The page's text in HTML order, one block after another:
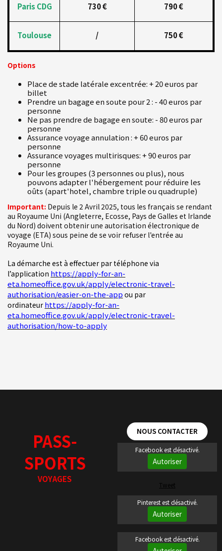
Paris CDG 730 € 790 €
Toulouse / 750 €
Options
Place de stade latérale excentrée: + 20 euros par
billet
Prendre un bagage en soute pour 2 : - 40 euros par
personne
Ne pas prendre de bagage en soute: - 80 euros par
personne
Assurance voyage annulation : + 60 euros par
personne
Assurance voyages multirisques: + 90 euros par
personne
Pour les groupes (3 personnes ou plus), nous
pouvons adapter l'hébergement pour réduire les
oûts (apart'hotel, chambre triple ou quadruple)
Important: Depuis le 2 Avril 2025, tous les français se rendant
au Royaume Uni (Angleterre, Ecosse, Pays de Galles et Irlande
du Nord) doivent obtenir une autorisation électronique de
voyage (ETA) sous peine de se voir refuser l'entrée au
Royaume Uni.
La démarche est à effectuer par téléphone via
l’application https://apply-for-an-
eta.homeoffice.gov.uk/apply/electronic-travel-
authorisation/easier-on-the-app ou par
ordinateur https://apply-for-an-
eta.homeoffice.gov.uk/apply/electronic-travel-
authorisation/how-to-apply
PASS-
SPORTS
VOYAGES
NOUS CONTACTER
Facebook est désactivé.
Autoriser
Tweet
Pinterest est désactivé.
Autoriser
Facebook est désactivé.